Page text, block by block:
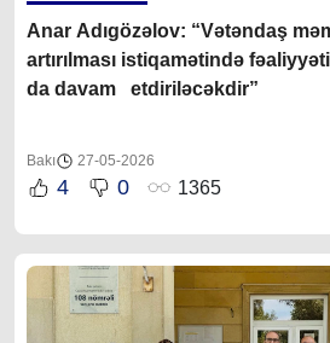
Anar Adıgözəlov: “Vətəndaş
artırılması istiqamətində
da davam etdiriləcəkdir”
Bakı 27-05-2026
4 0 1365